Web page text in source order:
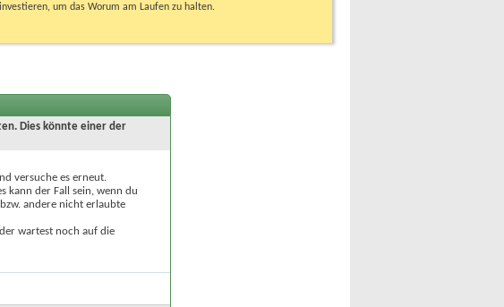
um das Worum am Laufen zu halten.
Dies könnte einer der
versuche es erneut.
kann der Fall sein, wenn du
andere nicht erlaubte
wartest noch auf die